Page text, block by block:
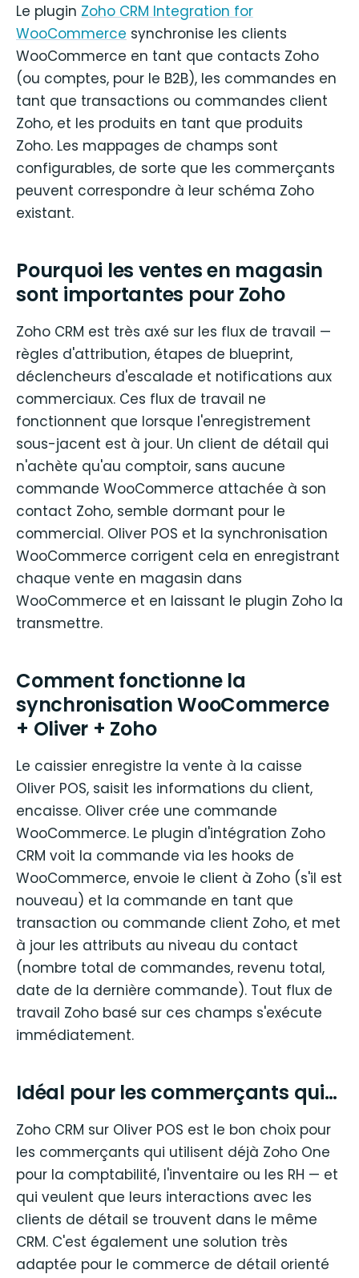
Le plugin Zoho CRM Integration for
WooCommerce synchronise les clients
WooCommerce en tant que contacts Zoho
(ou comptes, pour le B2B), les commandes en
tant que transactions ou commandes client
Zoho, et les produits en tant que produits
Zoho. Les mappages de champs sont
configurables, de sorte que les commerçants
peuvent correspondre à leur schéma Zoho
existant.
Pourquoi les ventes en magasin
sont importantes pour Zoho
Zoho CRM est très axé sur les flux de travail —
règles d'attribution, étapes de blueprint,
déclencheurs d'escalade et notifications aux
commerciaux. Ces flux de travail ne
fonctionnent que lorsque l'enregistrement
sous-jacent est à jour. Un client de détail qui
n'achète qu'au comptoir, sans aucune
commande WooCommerce attachée à son
contact Zoho, semble dormant pour le
commercial. Oliver POS et la synchronisation
WooCommerce corrigent cela en enregistrant
chaque vente en magasin dans
WooCommerce et en laissant le plugin Zoho la
transmettre.
Comment fonctionne la
synchronisation WooCommerce
+ Oliver + Zoho
Le caissier enregistre la vente à la caisse
Oliver POS, saisit les informations du client,
encaisse. Oliver crée une commande
WooCommerce. Le plugin d'intégration Zoho
CRM voit la commande via les hooks de
WooCommerce, envoie le client à Zoho (s'il est
nouveau) et la commande en tant que
transaction ou commande client Zoho, et met
à jour les attributs au niveau du contact
(nombre total de commandes, revenu total,
date de la dernière commande). Tout flux de
travail Zoho basé sur ces champs s'exécute
immédiatement.
Idéal pour les commerçants qui…
Zoho CRM sur Oliver POS est le bon choix pour
les commerçants qui utilisent déjà Zoho One
pour la comptabilité, l'inventaire ou les RH — et
qui veulent que leurs interactions avec les
clients de détail se trouvent dans le même
CRM. C'est également une solution très
adaptée pour le commerce de détail orienté